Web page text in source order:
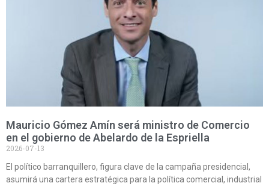
Mauricio Gómez Amín será ministro de Comercio
en el gobierno de Abelardo de la Espriella
2026-07-13
El político barranquillero, figura clave de la campaña presidencial,
asumirá una cartera estratégica para la política comercial, industrial